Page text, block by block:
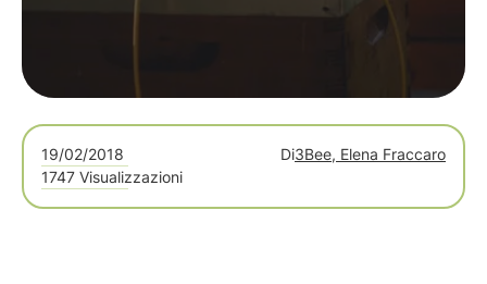
19/02/2018 Di3Bee, Elena Fraccaro
1747 Visualizzazioni